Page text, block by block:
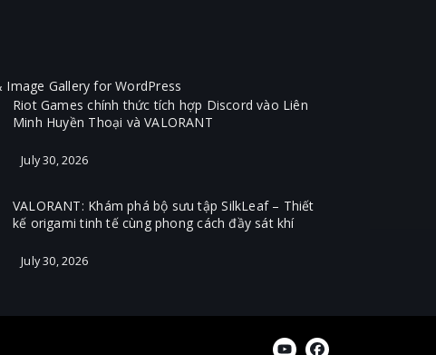
Riot Games chính thức tích hợp Discord vào Liên
Minh Huyền Thoại và VALORANT
July 30, 2026
VALORANT: Khám phá bộ sưu tập SilkLeaf – Thiết
kế origami tinh tế cùng phong cách đầy sát khí
July 30, 2026